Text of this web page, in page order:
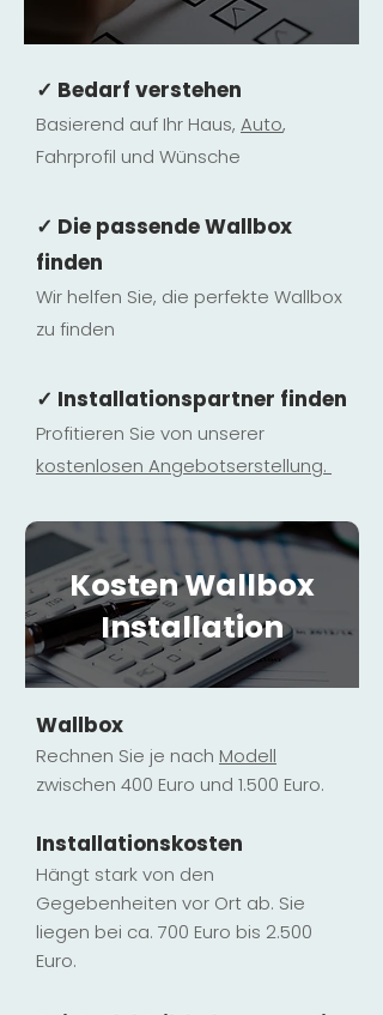
✓ Bedarf verstehen
Basierend auf Ihr Haus, Auto,
Fahrprofil und Wünsche
✓ Die passende Wallbox
finden
Wir helfen Sie, die perfekte Wallbox
zu finden
✓ Installationspartner finden
Profitieren Sie von unserer
kostenlosen Angebotserstellung.
Kosten Wallbox
Installation
Wallbox
Rechnen Sie je nach Modell
zwischen 400 Euro und 1.500 Euro.
Installationskosten
Hängt stark von den
Gegebenheiten vor Ort ab. Sie
liegen bei ca. 700 Euro bis 2.500
Euro.